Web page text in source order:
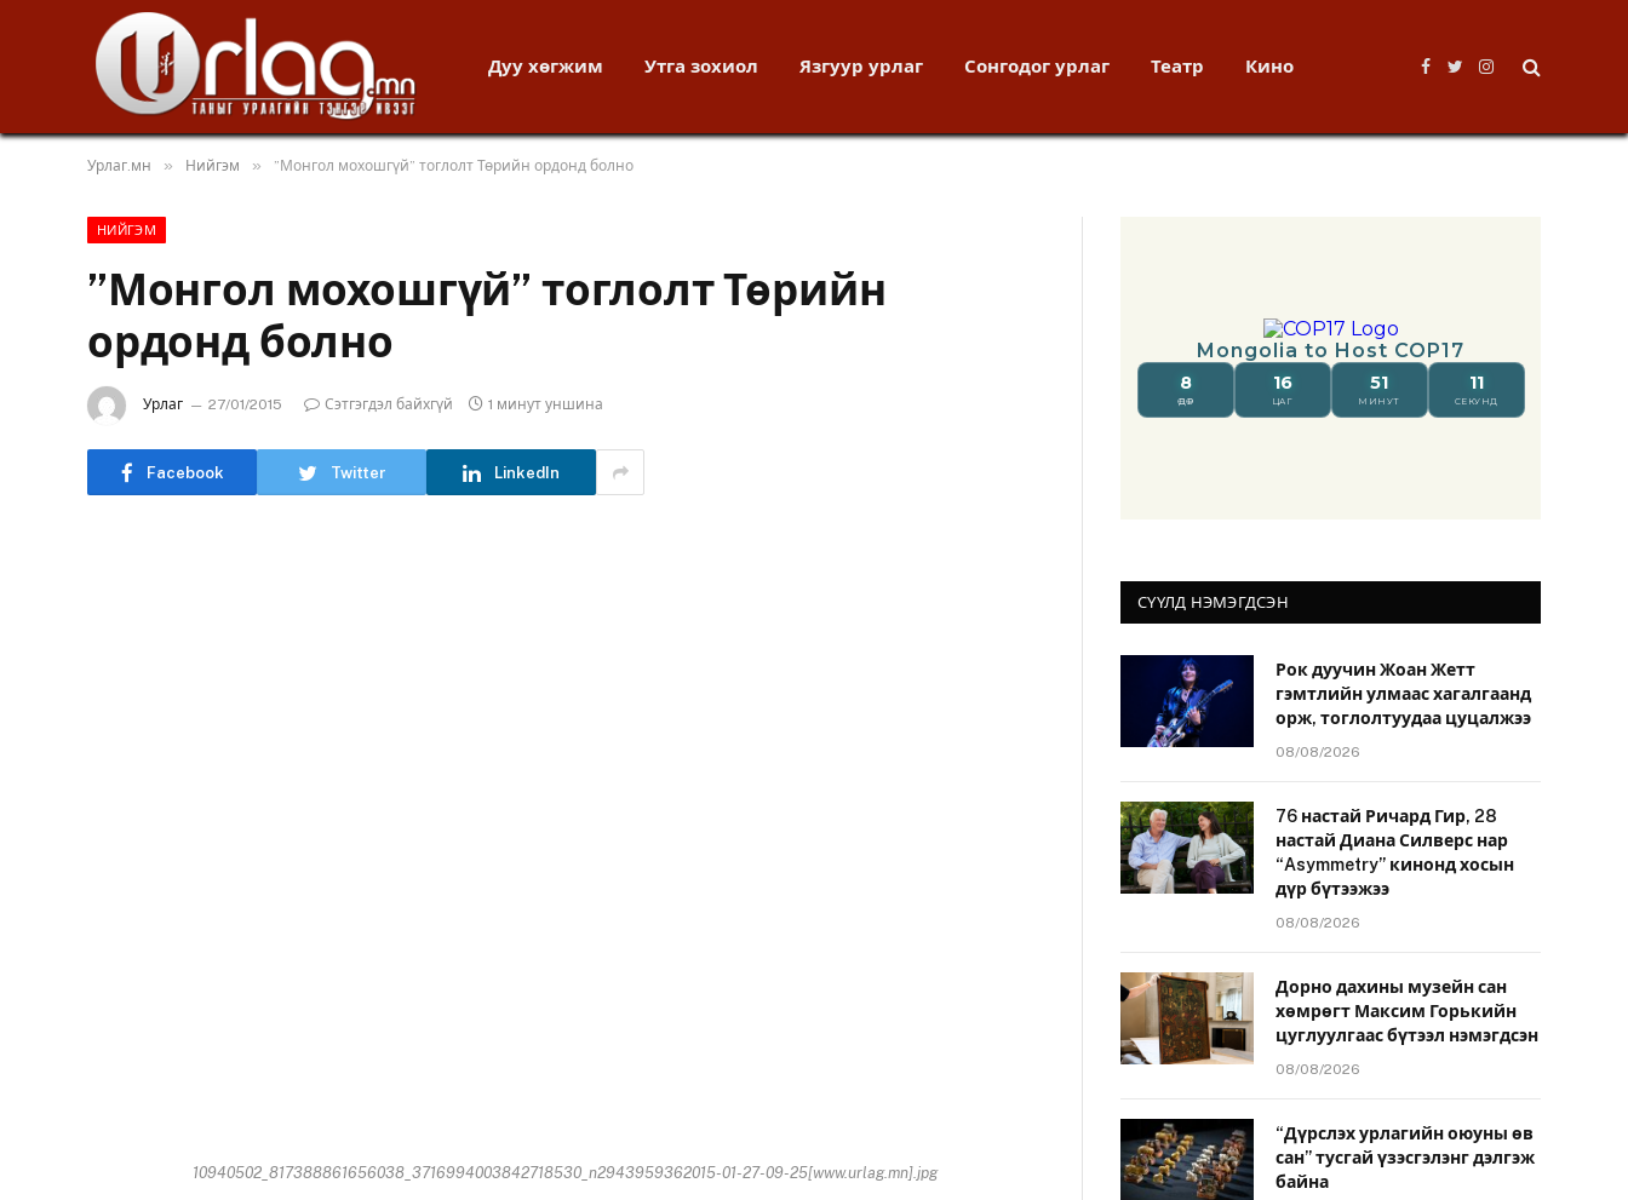
Дуу хөгжим Утга зохиол Язгуур урлаг Сонгодог урлаг Театр Кино
Facebook
TwitterInstagram
Урлаг.мн » Нийгэм » ”Монгол мохошгүй” тоглолт Төрийн ордонд болно
НИЙГЭМ
”Монгол мохошгүй” тоглолт Төрийн
ордонд болно
Урлаг 27/01/2015 Сэтгэгдэл байхгүй 1 минут уншина
Facebook Twitter LinkedIn
10940502_817388861656038_3716994003842718530_n2943959362015-01-27-09-25[www.urlag.mn].jpg
СҮҮЛД НЭМЭГДСЭН
Рок дуучин Жоан Жетт
гэмтлийн улмаас хагалгаанд
орж, тоглолтуудаа цуцалжээ
08/08/2026
76 настай Ричард Гир, 28
настай Диана Силверс нар
“Asymmetry” кинонд хосын
дүр бүтээжээ
08/08/2026
Дорно дахины музейн сан
хөмрөгт Максим Горькийн
цуглуулгаас бүтээл нэмэгдсэн
08/08/2026
“Дүрслэх урлагийн оюуны өв
сан” тусгай үзэсгэлэнг дэлгэж
байна